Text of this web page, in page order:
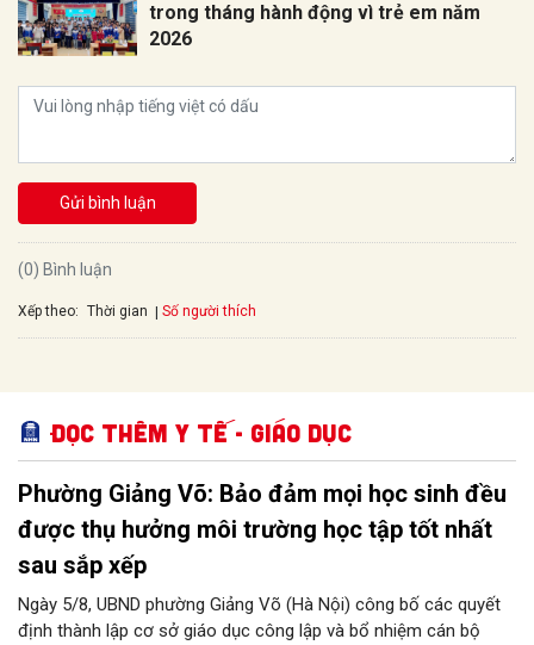
trong tháng hành động vì trẻ em năm
2026
Gửi bình luận
(0) Bình luận
Xếp theo: Thời gian Số người thích
Đọc thêm Y tế - Giáo dục
Phường Giảng Võ: Bảo đảm mọi học sinh đều
được thụ hưởng môi trường học tập tốt nhất
sau sắp xếp
Ngày 5/8, UBND phường Giảng Võ (Hà Nội) công bố các quyết
định thành lập cơ sở giáo dục công lập và bổ nhiệm cán bộ